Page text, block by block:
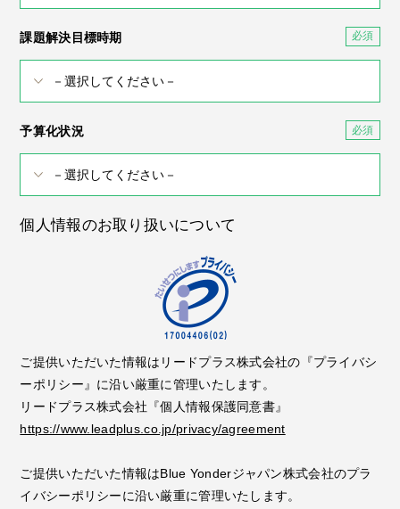
課題解決目標時期
予算化状況
個人情報のお取り扱いについて
ご提供いただいた情報はリードプラス株式会社の『プライバシ
ーポリシー』に沿い厳重に管理いたします。
リードプラス株式会社『個人情報保護同意書』
https://www.leadplus.co.jp/privacy/agreement
ご提供いただいた情報はBlue Yonderジャパン株式会社のプラ
イバシーポリシーに沿い厳重に管理いたします。